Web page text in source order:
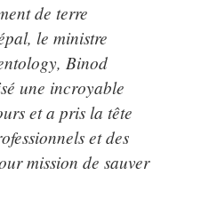
de terre
le ministre
Binod
une incroyable
et a pris la tête
et des
mission de sauver